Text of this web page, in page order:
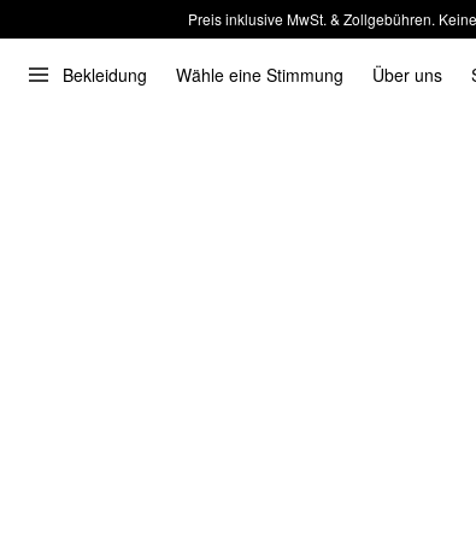
Preis inklusive MwSt. & Zollgebühren.
Bekleidung Wähle eine Stimmung Über uns